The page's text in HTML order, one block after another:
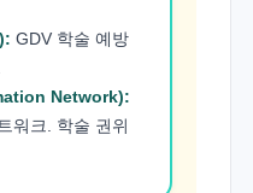
GDV 학술 예방
Network):
워크. 학술 권위